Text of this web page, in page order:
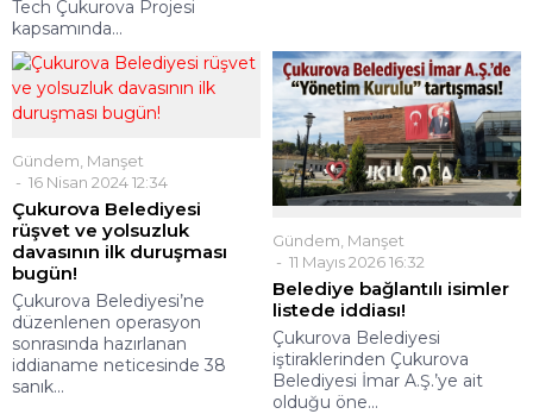
Tech Çukurova Projesi
kapsamında...
Gündem Manşet
16 Nisan 2024 12:34
Çukurova Belediyesi
rüşvet ve yolsuzluk
davasının ilk duruşması
bugün!
Çukurova Belediyesi’ne
düzenlenen operasyon
sonrasında hazırlanan
iddianame neticesinde 38
sanık...
Gündem Manşet
11 Mayıs 2026 16:32
Belediye bağlantılı isimler
listede iddiası!
Çukurova Belediyesi
iştiraklerinden Çukurova
Belediyesi İmar A.Ş.’ye ait
olduğu öne...